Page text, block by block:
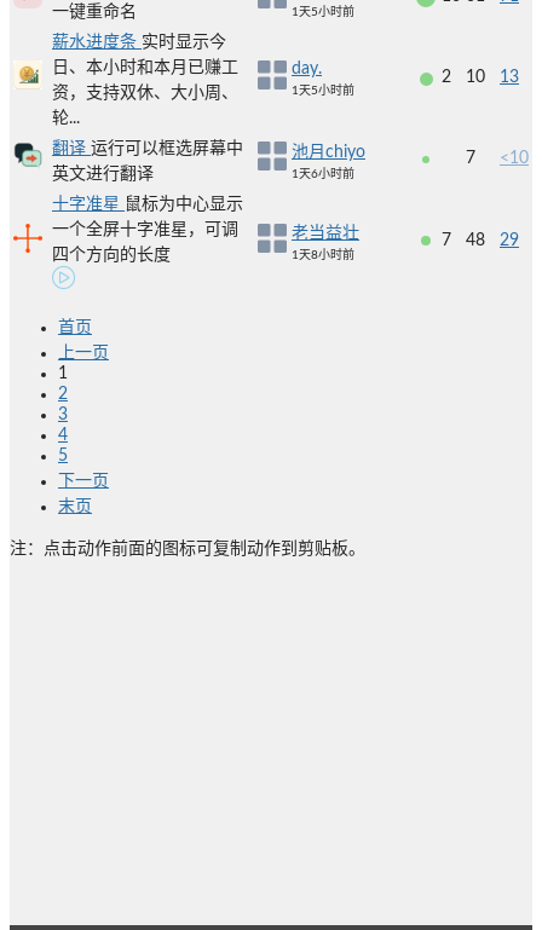
一键重命名
1天5小时前
薪水进度条 实时显示今
日、本小时和本月已赚工
资，支持双休、大小周、
轮...
day.
1天5小时前
2 10 13
翻译 运行可以框选屏幕中
英文进行翻译
池月chiyo
1天6小时前
7 <10
十字准星 鼠标为中心显示
一个全屏十字准星，可调
四个方向的长度
老当益壮
1天8小时前
7 48 29
首页
上一页
1
2
3
4
5
下一页
末页
注：点击动作前面的图标可复制动作到剪贴板。